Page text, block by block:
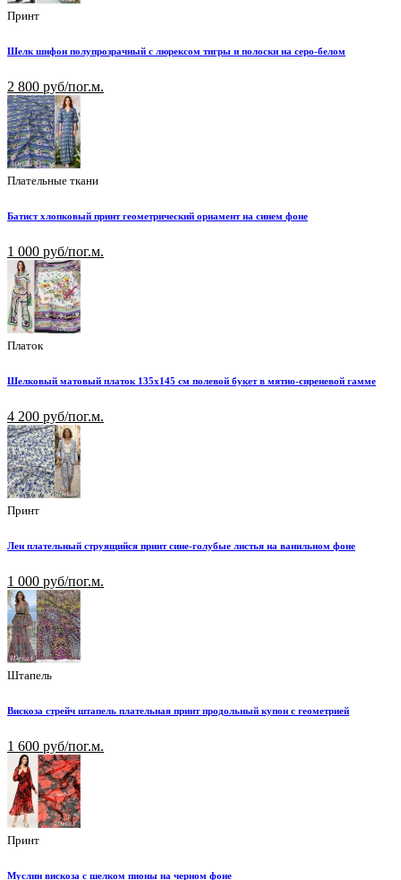
Принт
Шелк шифон полупрозрачный с люрексом тигры и полоски на серо-белом
2 800 руб/пог.м.
Плательные ткани
Батист хлопковый принт геометрический орнамент на синем фоне
1 000 руб/пог.м.
Платок
Шелковый матовый платок 135х145 см полевой букет в мятно-сиреневой гамме
4 200 руб/пог.м.
Принт
Лен плательный струящийся принт сине-голубые листья на ванильном фоне
1 000 руб/пог.м.
Штапель
Вискоза стрейч штапель плательная принт продольный купон с геометрией
1 600 руб/пог.м.
Принт
Муслин вискоза с шелком пионы на черном фоне